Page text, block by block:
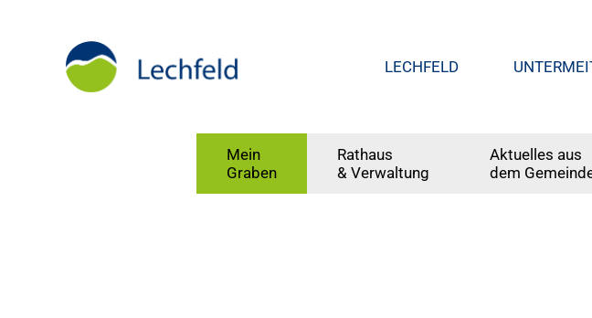
LECHFELD
Mein
Graben
Rathaus
& Verwaltung
Aktuelles aus
dem